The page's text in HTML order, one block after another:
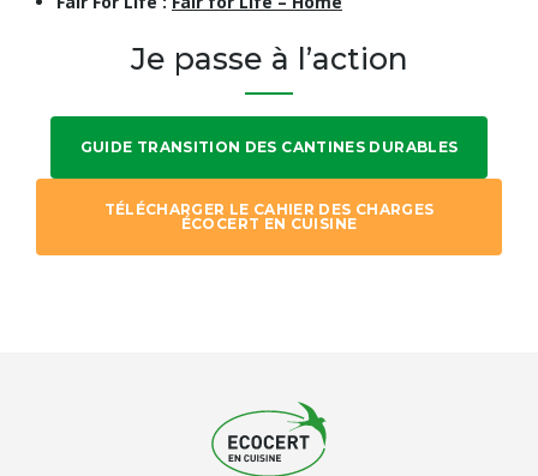
Je passe à l’action
GUIDE TRANSITION DES CANTINES DURABLES
TÉLÉCHARGER LE CAHIER DES CHARGES
ÉCOCERT EN CUISINE